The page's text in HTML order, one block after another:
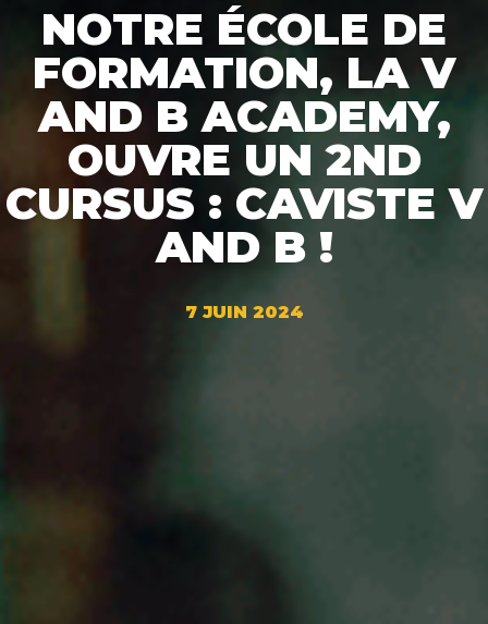
NOTRE ÉCOLE DE
FORMATION, LA V
AND B ACADEMY,
OUVRE UN 2ND
CURSUS : CAVISTE V
AND B !
7 JUIN 2024